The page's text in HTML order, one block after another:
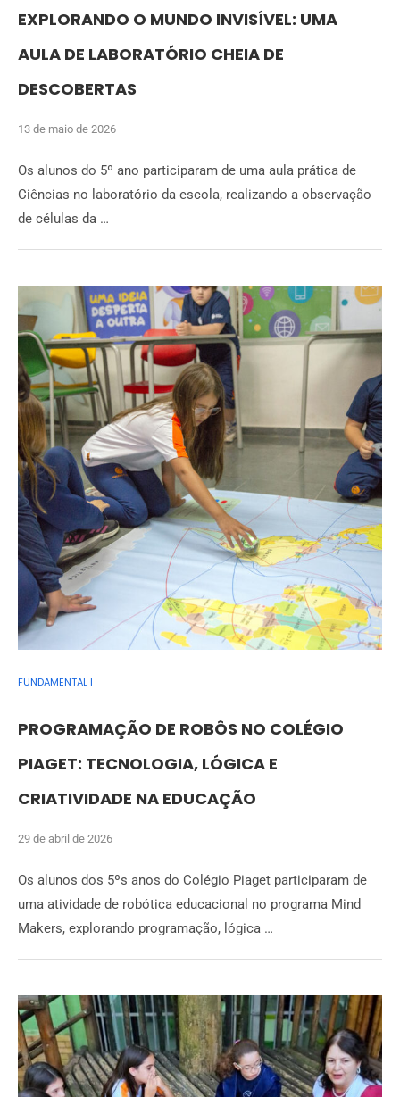
EXPLORANDO O MUNDO INVISÍVEL: UMA
AULA DE LABORATÓRIO CHEIA DE
DESCOBERTAS
13 de maio de 2026
Os alunos do 5º ano participaram de uma aula prática de
Ciências no laboratório da escola, realizando a observação
de células da …
FUNDAMENTAL I
PROGRAMAÇÃO DE ROBÔS NO COLÉGIO
PIAGET: TECNOLOGIA, LÓGICA E
CRIATIVIDADE NA EDUCAÇÃO
29 de abril de 2026
Os alunos dos 5ºs anos do Colégio Piaget participaram de
uma atividade de robótica educacional no programa Mind
Makers, explorando programação, lógica …